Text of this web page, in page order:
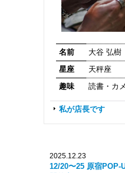
名前
大谷 弘樹
星座
天秤座
趣味
読書・カ
私が店長です
2025.12.23
12/20〜25 原宿POP-